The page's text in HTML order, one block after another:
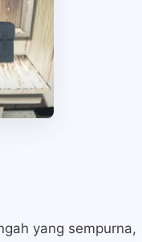
yang sempurna,